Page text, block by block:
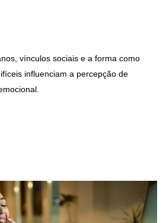
vínculos sociais e a forma como
influenciam a percepção de